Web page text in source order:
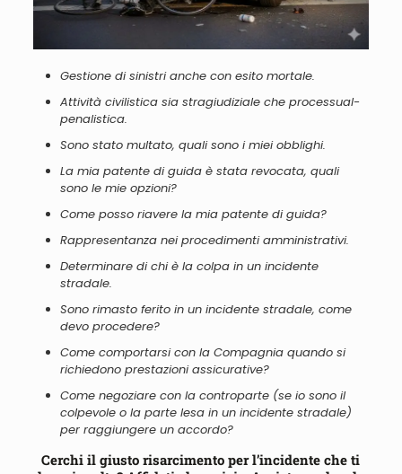
Gestione di sinistri anche con esito mortale.
Attività civilistica siastragiudiziale che processual-
penalistica.
Sono stato multato, quali sono i miei obblighi.
La mia patente di guida è stata revocata, quali
sono le mie opzioni?
Come posso riavere la mia patente di guida?
Rappresentanza nei procedimenti amministrativi.
Determinare di chi è la colpa in un incidente
stradale.
Sono rimasto ferito in un incidente stradale, come
devo procedere?
Come comportarsi con la Compagnia quando si
richiedono prestazioni assicurative?
Come negoziare con la controparte (se io sono il
colpevole o la parte lesa in un incidente stradale)
per raggiungere un accordo?
Cerchi il giusto risarcimento per l’incidente che ti